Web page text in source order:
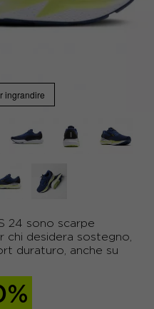
ingrandire
24 sono scarpe
desidera sostegno,
duraturo, anche su